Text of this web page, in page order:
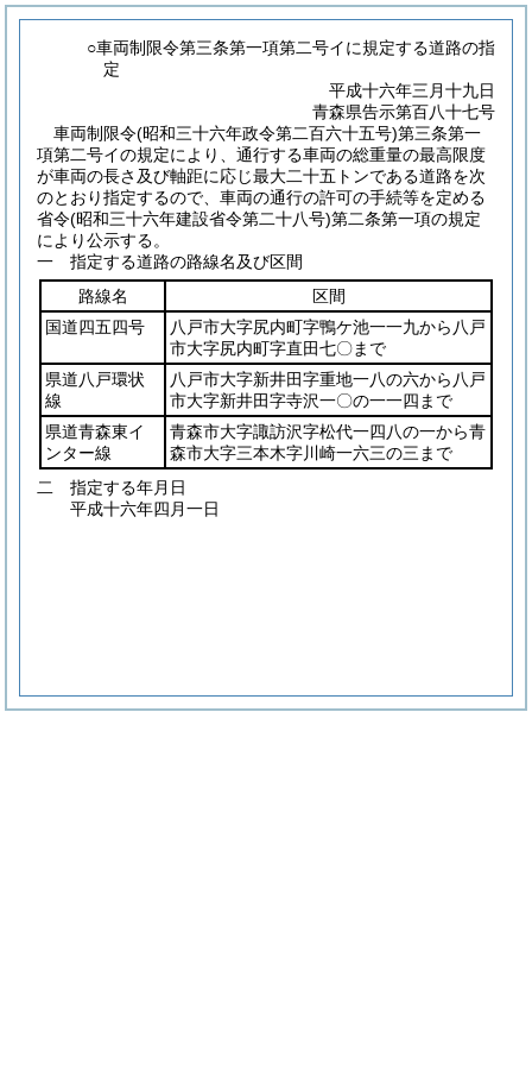
○車両制限令第三条第一項第二号イに規定する道路の指
定
平成十六年三月十九日
青森県告示第百八十七号
車両制限令(昭和三十六年政令第二百六十五号)第三条第一
項第二号イの規定により、通行する車両の総重量の最高限度
が車両の長さ及び軸距に応じ最大二十五トンである道路を次
のとおり指定するので、車両の通行の許可の手続等を定める
省令(昭和三十六年建設省令第二十八号)第二条第一項の規定
により公示する。
一 指定する道路の路線名及び区間
路線名
区間
国道四五四号
八戸市大字尻内町字鴨ケ池一一九から八戸
市大字尻内町字直田七〇まで
県道八戸環状
線
八戸市大字新井田字重地一八の六から八戸
市大字新井田字寺沢一〇の一一四まで
県道青森東イ
ンター線
青森市大字諏訪沢字松代一四八の一から青
森市大字三本木字川崎一六三の三まで
二 指定する年月日
平成十六年四月一日